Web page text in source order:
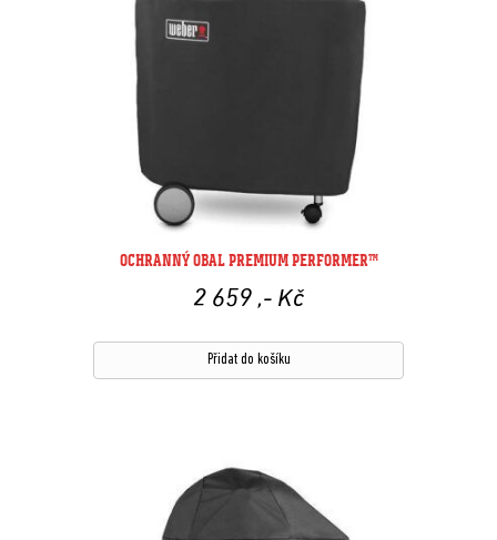
OCHRANNÝ OBAL PREMIUM PERFORMER™
2 659 ,- Kč
Přidat do košíku